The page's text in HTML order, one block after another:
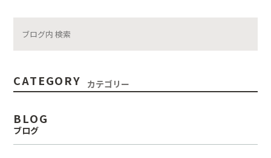
CATEGORY カテゴリー
BLOG
ブログ